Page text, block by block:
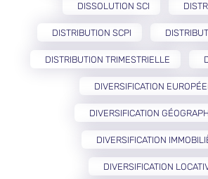
DISSOLUTION SCI
DISTRIBUTION SCPI
DISTRIBUTION TRIMESTRIELLE
DIVERSIFICATION
DIVERSIFICATION
DIVERSIFICATION
DIVERSIFICATION